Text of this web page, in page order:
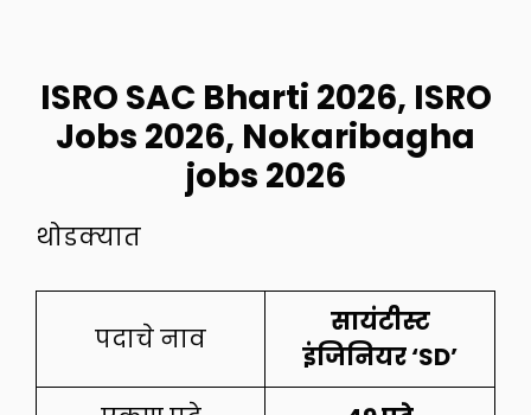
ISRO SAC Bharti 2026, ISRO
Jobs 2026, Nokaribagha
jobs 2026
थोडक्यात
पदाचे नाव
सायंटीस्ट
इंजिनियर ‘SD’